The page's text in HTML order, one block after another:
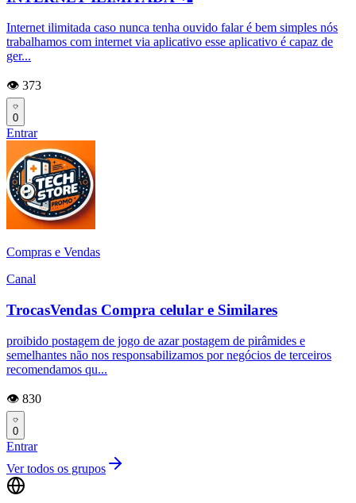
Internet ilimitada caso nunca tenha ouvido falar é bem simples nós
trabalhamos com internet via aplicativo esse aplicativo é capaz de
ger...
👁️ 373
0
Entrar
Compras e Vendas
Canal
TrocasVendas Compra celular e Similares
proibido postagem de jogo de azar postagem de pirâmides e
semelhantes não nos responsabilizamos por negócios de terceiros
recomendamos qu...
👁️ 830
0
Entrar
Ver todos os grupos